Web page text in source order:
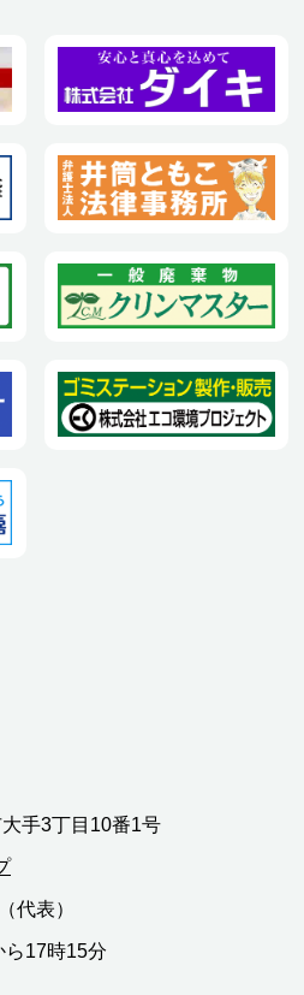
手3丁目10番1号
代表）
17時15分